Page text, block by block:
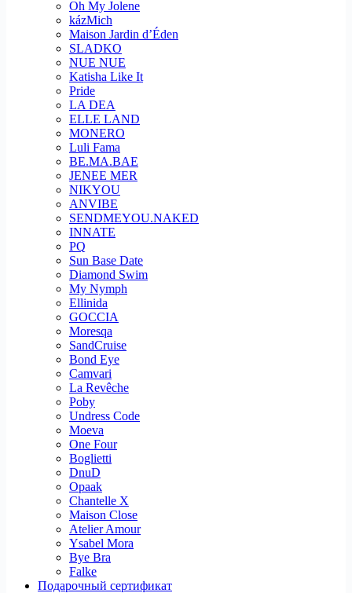
Oh My Jolene
kázMich
Maison Jardin d’Éden
SLADKO
NUE NUE
Katisha Like It
Pride
LA DEA
ELLE LAND
MONERO
Luli Fama
BE.MA.BAE
JENEE MER
NIKYOU
ANVIBE
SENDMEYOU.NAKED
INNATE
PQ
Sun Base Date
Diamond Swim
My Nymph
Ellinida
GOCCIA
Moresqa
SandCruise
Bond Eye
Camvari
La Revêche
Poby
Undress Code
Moeva
One Four
Boglietti
DnuD
Opaak
Chantelle X
Maison Close
Atelier Amour
Ysabel Mora
Bye Bra
Falke
Подарочный сертификат